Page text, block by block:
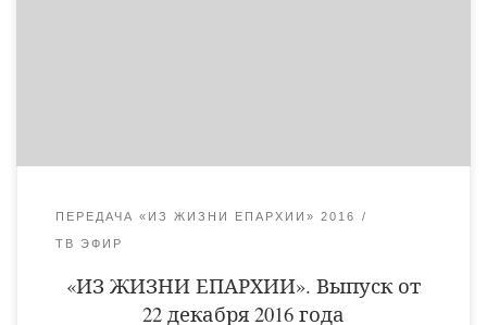
ПЕРЕДАЧА «ИЗ ЖИЗНИ ЕПАРХИИ» 2016
ТВ ЭФИР
«ИЗ ЖИЗНИ ЕПАРХИИ». Выпуск от
22 декабря 2016 года